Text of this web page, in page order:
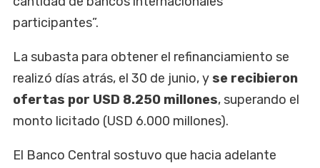
participantes”.
La subasta para obtener el refinanciamiento se
realizó días atrás, el 30 de junio, y se recibieron
ofertas por USD 8.250 millones, superando el
monto licitado (USD 6.000 millones).
El Banco Central sostuvo que hacia adelante